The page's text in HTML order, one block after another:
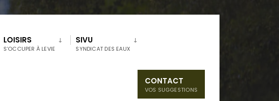
LOISIRS
S’OCCUPER À LEVIE
SIVU
SYNDICAT DES EAUX
CONTACT
VOS SUGGESTIONS